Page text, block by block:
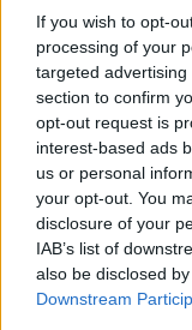
If you wish to opt-
processing of your
targeted
section to confirm
opt-out request is
interest-based ads
us or personal
your opt-out. You
disclosure of your
IAB’s list of
also be disclosed
Downstream